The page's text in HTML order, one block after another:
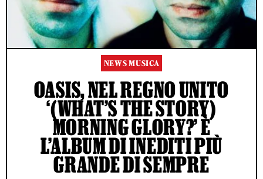
NEWS MUSICA
OASIS, NEL REGNO UNITO
‘(WHAT’S THE STORY)
MORNING GLORY?’ È
L’ALBUM DI INEDITI PIÙ
GRANDE DI SEMPRE